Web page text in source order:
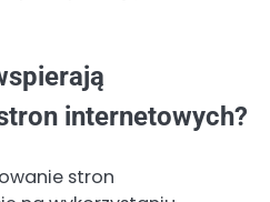
internetowych?
stron